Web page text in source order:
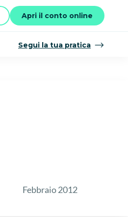
Apri il conto online
Segui la tua pratica
Febbraio 2012